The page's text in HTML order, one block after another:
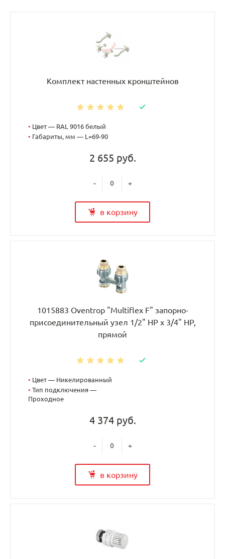
Комплект настенных кронштейнов
• Цвет — RAL 9016 белый
• Габариты, мм — L=69-90
2 655 руб.
- +
в корзину
1015883 Oventrop "Multiflex F" запорно-
присоединительный узел 1/2" НР x 3/4" НР,
прямой
• Цвет — Никелированный
• Тип подключения —
Проходное
4 374 руб.
- +
в корзину